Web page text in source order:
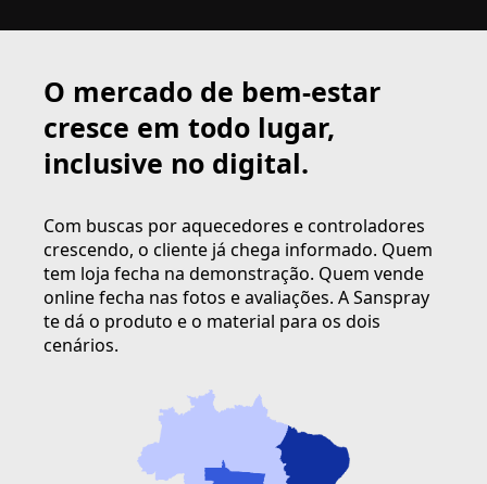
O mercado de bem-estar
cresce em todo lugar,
inclusive no digital.
Com buscas por aquecedores e controladores
crescendo, o cliente já chega informado. Quem
tem loja fecha na demonstração. Quem vende
online fecha nas fotos e avaliações. A Sanspray
te dá o produto e o material para os dois
cenários.